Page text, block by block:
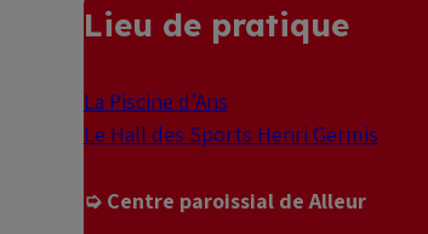
Lieu de pratique
La Piscine d’Ans
Le Hall des Sports Henri Germis
➭ Centre paroissial de Alleur